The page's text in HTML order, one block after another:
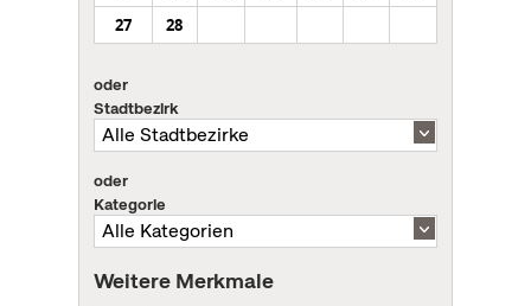
27
28
oder
Stadtbezirk
oder
Kategorie
Weitere Merkmale